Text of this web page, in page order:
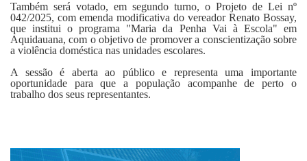
Também será votado, em segundo turno, o Projeto de Lei nº
042/2025, com emenda modificativa do vereador Renato Bossay,
que institui o programa "Maria da Penha Vai à Escola" em
Aquidauana, com o objetivo de promover a conscientização sobre
a violência doméstica nas unidades escolares.
A sessão é aberta ao público e representa uma importante
oportunidade para que a população acompanhe de perto o
trabalho dos seus representantes.